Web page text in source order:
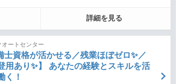
詳細を見る
オートセンター
士資格が活かせる／残業ほぼゼロ✨／
用あり✨】 あなたの経験とスキルを活
く！